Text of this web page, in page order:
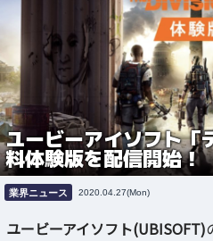
ユービーアイソフト「
料体験版を配信開始！
業界ニュース 2020.04.27(Mon)
ユービーアイソフト(UBISOFT)